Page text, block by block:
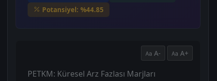
Potansiyel: %44.85
A- A+
PETKM: Küresel Arz Fazlası Marjları